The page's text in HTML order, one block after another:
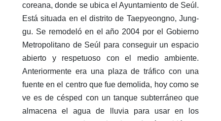
coreana, donde se ubica el Ayuntamiento de Seúl.
Está situada en el distrito de Taepyeongno, Jung-
gu. Se remodeló en el año 2004 por el Gobierno
Metropolitano de Seúl para conseguir un espacio
abierto y respetuoso con el medio ambiente.
Anteriormente era una plaza de tráfico con una
fuente en el centro que fue demolida, hoy como se
ve es de césped con un tanque subterráneo que
almacena el agua de lluvia para usar en los